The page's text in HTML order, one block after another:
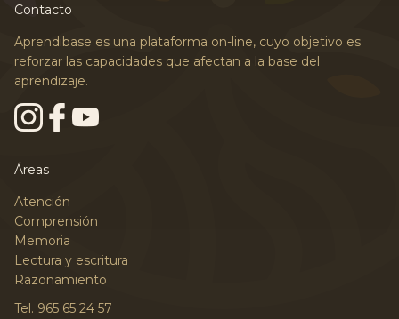
Contacto
Aprendibase es una plataforma on-line, cuyo objetivo es
reforzar las capacidades que afectan a la base del
aprendizaje.
Áreas
Atención
Comprensión
Memoria
Lectura y escritura
Razonamiento
Tel. 965 65 24 57